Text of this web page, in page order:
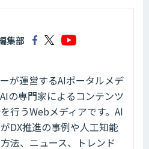
集部
が運営するAIポータルメデ
の専門家によるコンテンツ
行うWebメディアです。AI
DX推進の事例や人工知能
法、ニュース、トレンド